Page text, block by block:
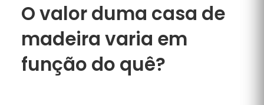
O valor duma casa de
madeira varia em
função do quê?